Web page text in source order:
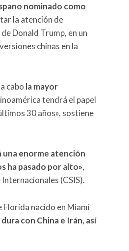
nominado como
la atención de
Donald Trump, en un
chinas en la
cabo la mayor
tendrá el papel
30 años», sostiene
una enorme atención
ha pasado por alto»,
(CSIS).
Florida nacido en Miami
con China e Irán, así